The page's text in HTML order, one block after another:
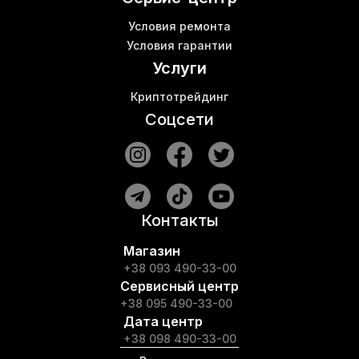
Условия ремонта
Условия гарантии
Услуги
Криптотрейдинг
Соцсети
Контакты
Магазин
+38 093 490-33-00
Сервисный центр
+38 095 490-33-00
Дата центр
+38 098 490-33-00